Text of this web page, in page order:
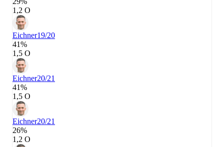
1,2 О
Eichner19/20
41%
1,5 О
Eichner20/21
41%
1,5 О
Eichner20/21
26%
1,2 О